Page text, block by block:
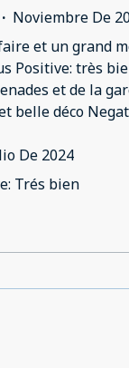
· Noviembre De
et un grand
Positive: très
et de la
belle déco
De 2024
Trés bien